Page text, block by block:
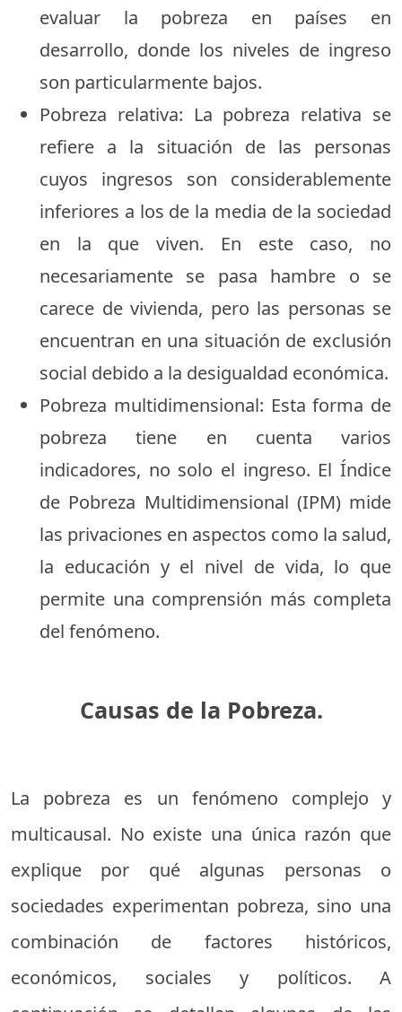
evaluar la pobreza en países en
desarrollo, donde los niveles de ingreso
son particularmente bajos.
Pobreza relativa: La pobreza relativa se
refiere a la situación de las personas
cuyos ingresos son considerablemente
inferiores a los de la media de la sociedad
en la que viven. En este caso, no
necesariamente se pasa hambre o se
carece de vivienda, pero las personas se
encuentran en una situación de exclusión
social debido a la desigualdad económica.
Pobreza multidimensional: Esta forma de
pobreza tiene en cuenta varios
indicadores, no solo el ingreso. El Índice
de Pobreza Multidimensional (IPM) mide
las privaciones en aspectos como la salud,
la educación y el nivel de vida, lo que
permite una comprensión más completa
del fenómeno.
Causas de la Pobreza.
La pobreza es un fenómeno complejo y
multicausal. No existe una única razón que
explique por qué algunas personas o
sociedades experimentan pobreza, sino una
combinación de factores históricos,
económicos, sociales y políticos. A